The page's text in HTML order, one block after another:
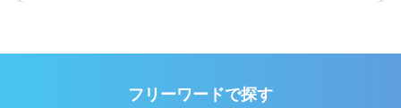
フリーワードで探す